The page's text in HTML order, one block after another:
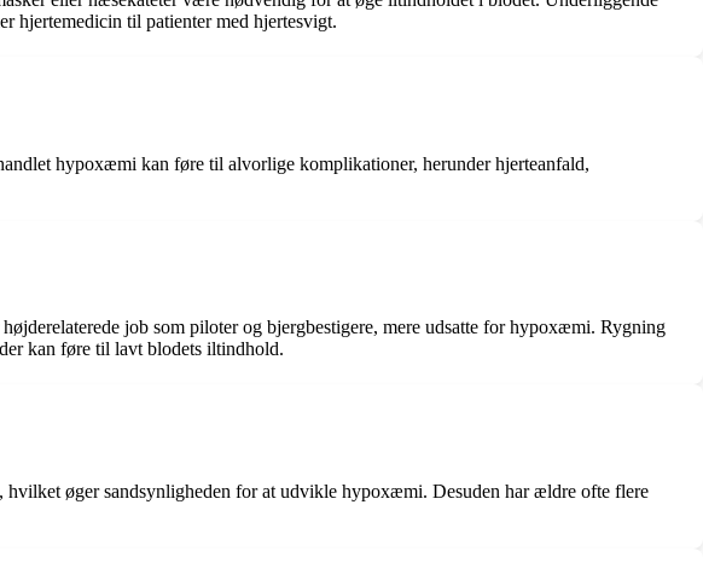
hjertemedicin til patienter med hjertesvigt.
hypoxæmi kan føre til alvorlige komplikationer, herunder hjerteanfald,
job som piloter og bjergbestigere, mere udsatte for hypoxæmi. Rygning
kan føre til lavt blodets iltindhold.
øger sandsynligheden for at udvikle hypoxæmi. Desuden har ældre ofte flere